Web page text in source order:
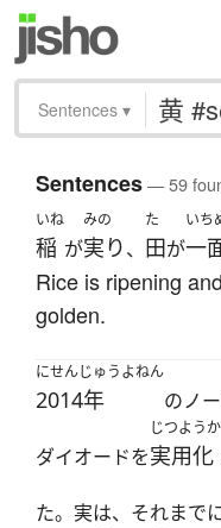
Sentences ▾
Sentences— 59
いね
稲 が
みの
実り、
た
田が
いち
一
Rice is ripening
golden.
にせんじゅうよねん
2014年 のノ
ダイオードを
じつようか
実用化
た。実は、それまでに